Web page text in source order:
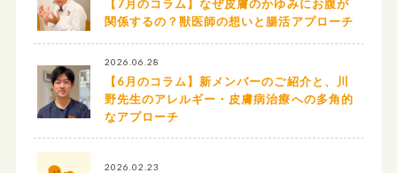
【7月のコラム】なぜ皮膚のかゆみにお腹が
関係するの？獣医師の想いと腸活アプローチ
2026.06.28
【6月のコラム】新メンバーのご紹介と、川
野先生のアレルギー・皮膚病治療への多角的
なアプローチ
2026.02.23